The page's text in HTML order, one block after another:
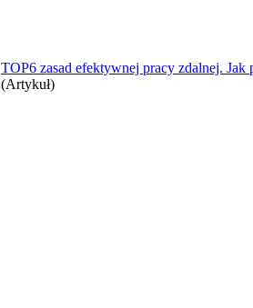
TOP6 zasad efektywnej pracy zdalnej. Jak
(Artykuł)